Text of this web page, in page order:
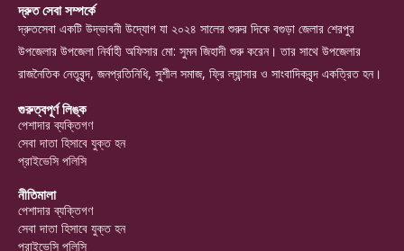
দ্রুত সেবা সম্পর্কে
দ্রুতসেবা একটি উদ্ভাবনী উদ্যোগ যা ২০২৪ সালের শুরুর দিকে বগুড়া জেলার শেরপুর
উপজেলার উপজেলা নির্বাহী অফিসার মো: সুমন জিহাদী শুরু করেন। তার সাথে উপজেলার
রাজনৈতিক নেতৃবৃন্দ, জনপ্রতিনিধি, সুশীল সমাজ, ফ্রি ল্যান্সার ও সাংবাদিকবৃন্দ একত্রিত হন।
গুরুত্বপূর্ণ লিঙ্ক
পেশাদার ব্যক্তিগণ
সেবা দাতা হিসাবে যুক্ত হন
প্রাইভেসি পলিসি
নীতিমালা
পেশাদার ব্যক্তিগণ
সেবা দাতা হিসাবে যুক্ত হন
প্রাইভেসি পলিসি